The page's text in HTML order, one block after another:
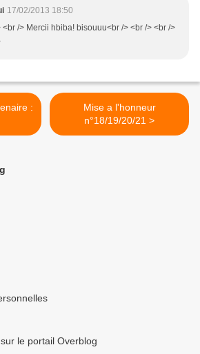
17/02/2013 18:50
<br /> Mercii hbiba! bisouuu<br /> <br /> <br />
Mise a l'honneur
n°18/19/20/21 >
le portail Overblog